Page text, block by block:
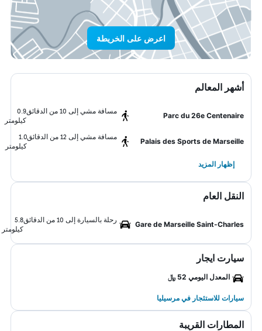
اعرض على الخريطة
أشهر المعالم
Parc du 26e Centenaire
مسافة مشي إلى 10 من الدقائق
0.9
كيلومتر
Palais des Sports de Marseille
مسافة مشي إلى 12 من الدقائق
1.0
كيلومتر
إظهار المزيد
النقل العام
Gare de Marseille Saint-Charles
رحلة بالسيارة إلى 10 من الدقائق
5.8
كيلومتر
سيارت ايجار
المعدل اليومي 52 ﷼
سيارات للاستئجار في مرسيليا
المطارات القريبة